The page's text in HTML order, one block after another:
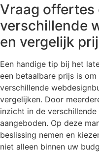
Vraag offertes
verschillende
en vergelijk
Een handige tip bij het
een betaalbare prijs is
verschillende
vergelijken. Door
inzicht in de
aangeboden. Op deze
beslissing nemen en
niet alleen binnen uw